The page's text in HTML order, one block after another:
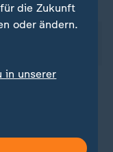
am
die Zukunft
oder ändern.
in unserer